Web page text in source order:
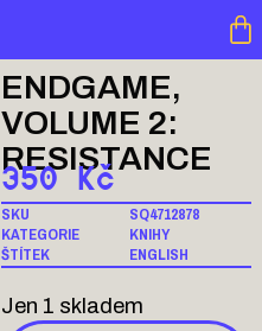
ENDGAME,
VOLUME 2:
RESISTANCE
350 Kč
SKU
SQ4712878
KATEGORIE
KNIHY
ŠTÍTEK
ENGLISH
Jen 1 skladem